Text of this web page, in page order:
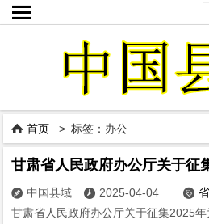

 首页 > 标签：办公
 中国县域  2025-04-04 
甘肃省人民政府办公厅关于征集2025